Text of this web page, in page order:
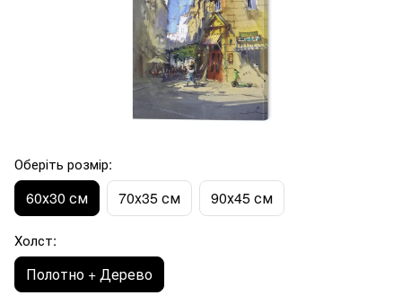
Оберіть розмір:
60х30 см 70x35 см 90х45 см
Холст:
Полотно + Дерево